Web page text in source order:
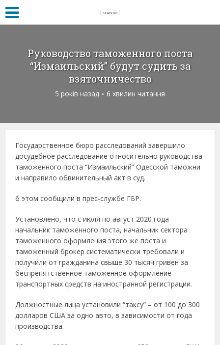
Руководство таможенного поста
“Измаильский” будут судить за
взяточничество
5 років назад 6 хвилин читання
Государственное бюро расследований завершило
досудебное расследование относительно руководства
таможенного поста “Измаильский” Одесской таможни
и направило обвинительный акт в суд.
б этом сообщили в прес-службе ГБР.
Установлено, что с июля по август 2020 года
начальник таможенного поста, начальник сектора
таможенного оформления этого же поста и
таможенный брокер систематически требовали и
получили от гражданина свыше 30 тысяч гривен за
беспрепятственное таможенное оформление
транспортных средств на иностранной регистрации.
Должностные лица установили “таксу” – от 100 до 300
долларов США за одно авто, в зависимости от года
производства.